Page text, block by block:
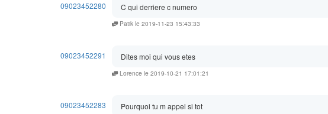
09023452280 C qui derriere c numero
Patik le 2019-11-23 15:43:33
09023452291 Dites moi qui vous etes
Lorence le 2019-10-21 17:01:21
09023452283 Pourquoi tu m appel si tot